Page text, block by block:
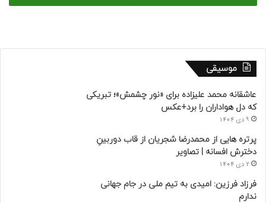
موسیقی
عاشقانه محمد علیزاده برای «نور چشمش»؛ تبریکی
که دل هواداران را برد+عکس
9 دی 1404
پرتره هایی از محمدرضا شجریان از قاب دوربینِ
دخترش افسانه | تصاویر
2 دی 1404
فرزاد فرزین: امیدی به تیم ملی در جام جهانی
ندارم